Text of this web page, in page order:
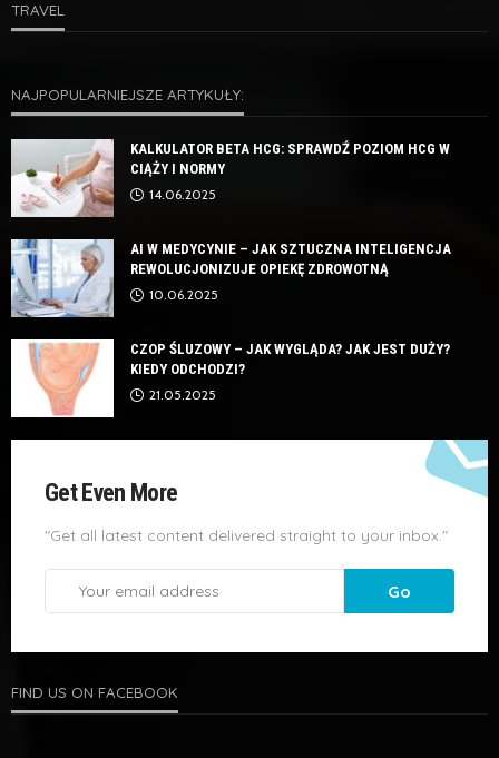
TRAVEL
NAJPOPULARNIEJSZE ARTYKUŁY:
KALKULATOR BETA HCG: SPRAWDŹ POZIOM HCG W
CIĄŻY I NORMY
14.06.2025
AI W MEDYCYNIE – JAK SZTUCZNA INTELIGENCJA
REWOLUCJONIZUJE OPIEKĘ ZDROWOTNĄ
10.06.2025
CZOP ŚLUZOWY – JAK WYGLĄDA? JAK JEST DUŻY?
KIEDY ODCHODZI?
21.05.2025
Get Even More
"Get all latest content delivered straight to your inbox."
FIND US ON FACEBOOK